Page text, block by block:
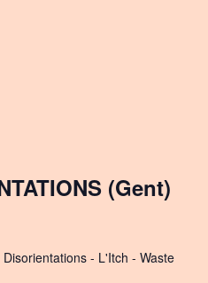
(Gent)
- L'Itch - Waste